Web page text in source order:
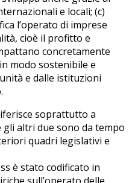
e locali; (c)
l’operato di imprese
cioè il profitto e
concretamente
modo sostenibile e
e dalle istituzioni
soprattutto a
altri due sono da tempo
quadri legislativi e
è stato codificato in